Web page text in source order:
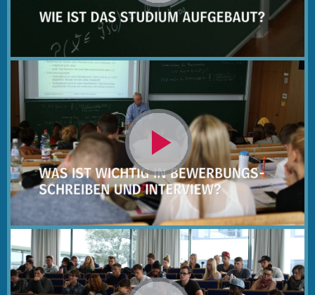
abspielen
Video
abspielen